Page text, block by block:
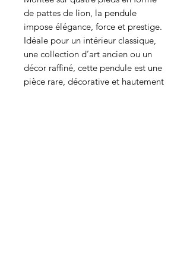
de pattes de lion, la pendule
impose élégance, force et prestige.
Idéale pour un intérieur classique,
une collection d’art ancien ou un
décor raffiné, cette pendule est une
pièce rare, décorative et hautement